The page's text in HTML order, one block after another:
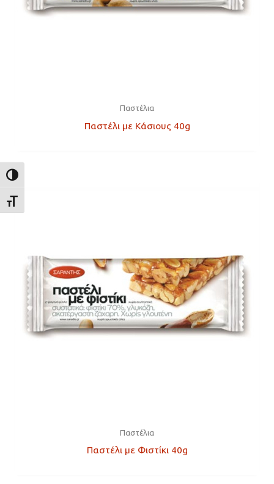
ΕΝΑΛΛΑΓΉ ΥΨΗΛΉΣ ΑΝΤΊΘΕΣΗΣ
ΕΝΑΛΛΑΓΉ ΜΕΓΈΘΟΥΣ ΓΡΑΜΜΆΤΩΝ
Παστέλια
Παστέλι με Κάσιους 40g
Παστέλια
Παστέλι με Φιστίκι 40g